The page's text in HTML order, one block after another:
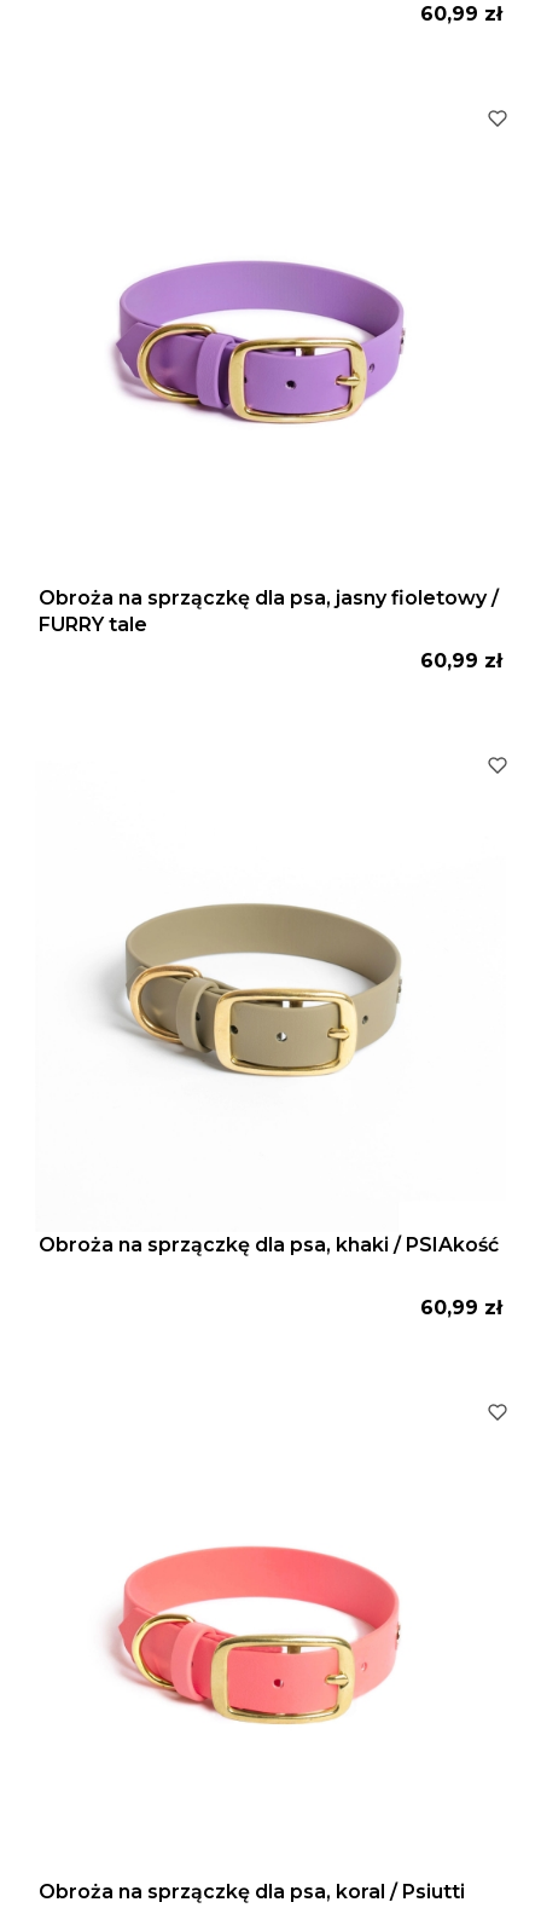
Cena
60,99 zł
Obroża na sprzączkę dla psa, jasny fioletowy /
FURRY tale
Cena
60,99 zł
Obroża na sprzączkę dla psa, khaki / PSIAkość
Cena
60,99 zł
Obroża na sprzączkę dla psa, koral / Psiutti